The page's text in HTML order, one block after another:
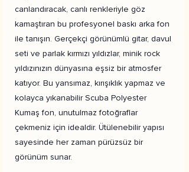
canlandıracak, canlı renkleriyle göz
kamaştıran bu profesyonel baskı arka fon
ile tanışın. Gerçekçi görünümlü gitar, davul
seti ve parlak kırmızı yıldızlar, minik rock
yıldızınızın dünyasına eşsiz bir atmosfer
katıyor. Bu yansımaz, kırışıklık yapmaz ve
kolayca yıkanabilir Scuba Polyester
Kumaş fon, unutulmaz fotoğraflar
çekmeniz için idealdir. Ütülenebilir yapısı
sayesinde her zaman pürüzsüz bir
görünüm sunar.